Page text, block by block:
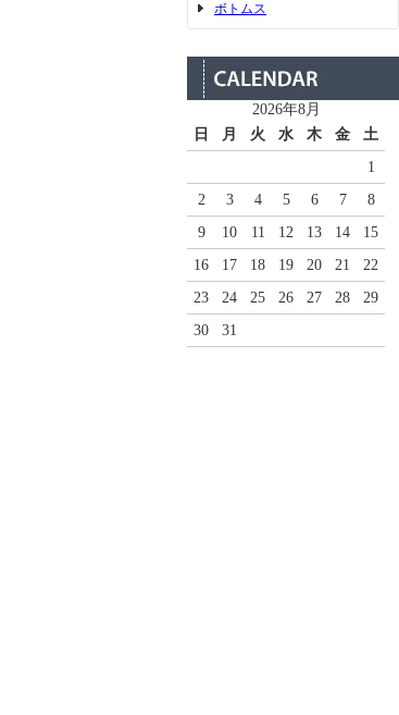
ボトムス
2026年8月
日
月 火 水 木 金
土
1
2
3 4 5 6 7
8
9
10 11 12 13 14
15
16
17 18 19 20 21
22
23
24 25 26 27 28
29
30
31